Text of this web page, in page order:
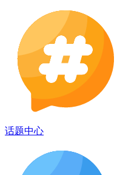
话题中心